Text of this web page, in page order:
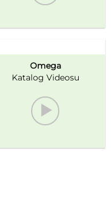
Omega
Katalog Videosu